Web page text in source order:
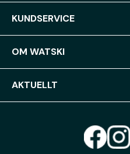
KUNDSERVICE
OM WATSKI
AKTUELLT